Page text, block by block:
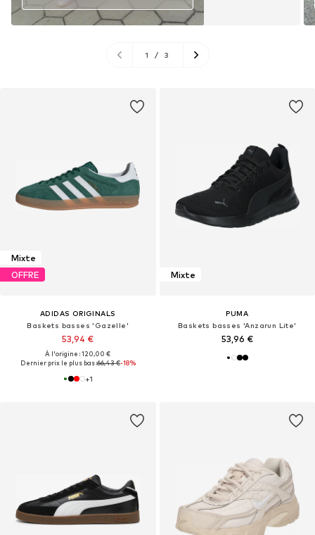
1 / 3
Mixte
OFFRE
ADIDAS ORIGINALS
Baskets basses 'Gazelle'
53,94 €
À l'origine : 120,00 €
Dernier prix le plus bas :66,43 €-18%
+1
Mixte
PUMA
Baskets basses 'Anzarun Lite'
53,96 €